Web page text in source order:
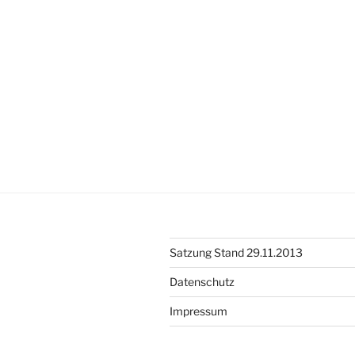
Satzung Stand 29.11.2013
Datenschutz
Impressum